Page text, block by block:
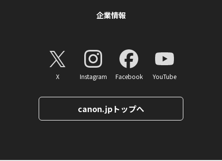
企業情報
X Instagram Facebook YouTube
canon.jpトップへ